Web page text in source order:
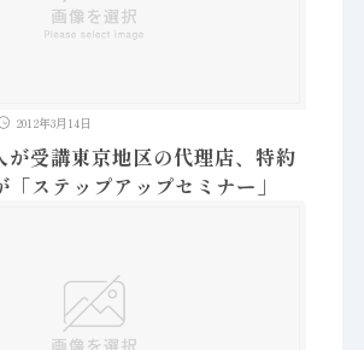
2012年3月14日
が受講東京地区の代理店、特約
ステップアップセミナー」